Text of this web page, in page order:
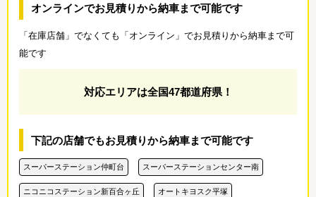
オンラインでお見積りから納車まで可能です
「在庫店舗」でなくても「オンライン」でお見積りから納車まで可
能です
対応エリアは全国47都道府県！
下記の店舗でもお見積りから納車まで可能です
スーパーステーション仲町台 スーパーステーションセンター南
ニコニコステーション新百合ヶ丘 オートキヨスク平塚